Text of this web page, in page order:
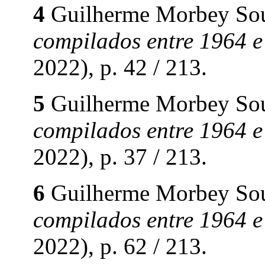
4 Guilherme Morbey
compilados entre 1964
2022), p. 42 / 213.
5 Guilherme Morbey
compilados entre 1964
2022), p. 37 / 213.
6 Guilherme Morbey
compilados entre 1964
2022), p. 62 / 213.